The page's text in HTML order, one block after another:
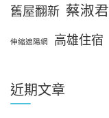
舊屋翻新 蔡淑君
伸縮遮陽網 高雄住宿
近期文章